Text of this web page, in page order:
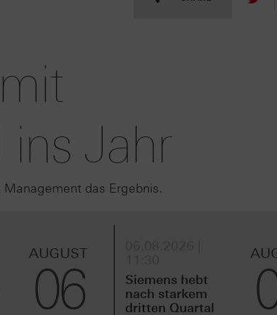
ins Jahr
das Ergebnis.
AUGUST
06
Siemens hebt
nach starkem
dritten Quartal